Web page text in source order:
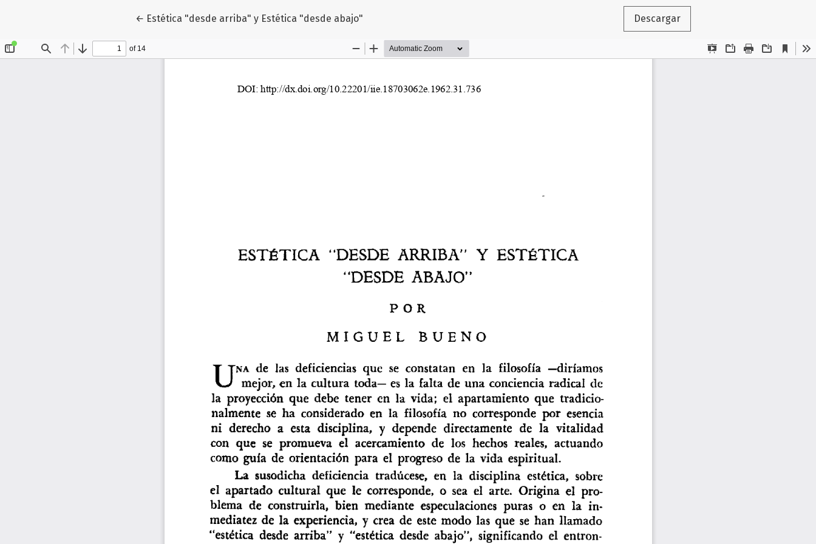
← Volver a los detalles del artículo
Estética "desde arriba" y Estética "desde abajo" Descargar